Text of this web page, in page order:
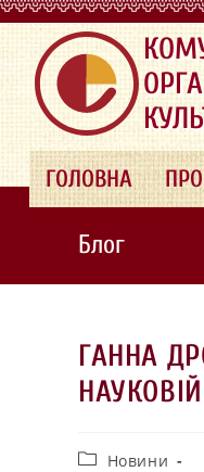
.
ГОЛОВНА
Блог
ГАННА
Новини